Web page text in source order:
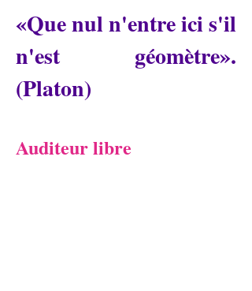
«Que nul n'entre ici s'il
n'est géomètre».
(Platon)
Auditeur libre